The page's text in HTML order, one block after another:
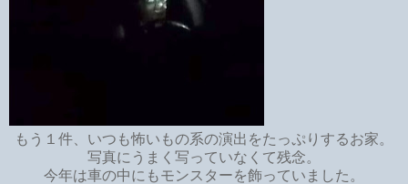
もう１件、いつも怖いもの系の演出をたっぷりするお家。
写真にうまく写っていなくて残念。
今年は車の中にもモンスターを飾っていました。